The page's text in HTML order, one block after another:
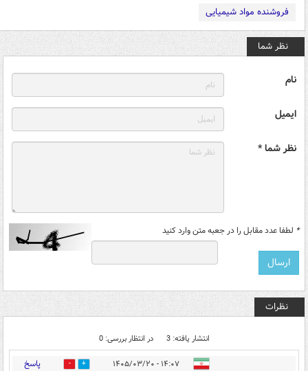
فروشنده مواد شیمیایی
نظر شما
نام
ایمیل
نظر شما *
* لطفا عدد مقابل را در جعبه متن وارد کنید
نظرات
انتشار یافته: 3 در انتظار بررسی: 0
۱۴:۰۷ - ۱۴۰۵/۰۳/۲۰ 0 پاسخ